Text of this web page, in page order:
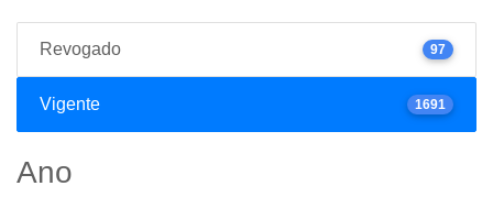
Revogado 97
Vigente 1691
Ano